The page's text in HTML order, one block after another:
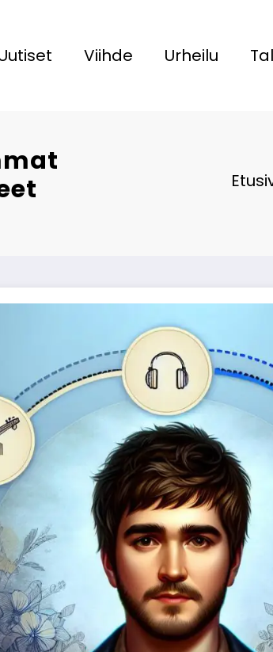
Viihde Urheilu